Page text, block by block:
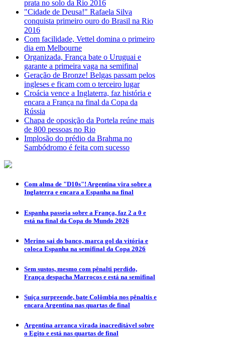
prata no solo da Rio 2016
"Cidade de Deusa!" Rafaela Silva
conquista primeiro ouro do Brasil na Rio
2016
Com facilidade, Vettel domina o primeiro
dia em Melbourne
Organizada, França bate o Uruguai e
garante a primeira vaga na semifinal
Geração de Bronze! Belgas passam pelos
ingleses e ficam com o terceiro lugar
Croácia vence a Inglaterra, faz história e
encara a França na final da Copa da
Rússia
Chapa de oposição da Portela reúne mais
de 800 pessoas no Rio
Implosão do prédio da Brahma no
Sambódromo é feita com sucesso
Com alma de "D10s"! Argentina vira sobre a
Inglaterra e encara a Espanha na final
Espanha passeia sobre a França, faz 2 a 0 e
está na final da Copa do Mundo 2026
Merino sai do banco, marca gol da vitória e
coloca Espanha na semifinal da Copa 2026
Sem sustos, mesmo com pênalti perdido,
França despacha Marrocos e está na semifinal
Suíça surpreende, bate Colômbia nos pênaltis e
encara Argentina nas quartas de final
Argentina arranca virada inacreditável sobre
o Egito e está nas quartas de final